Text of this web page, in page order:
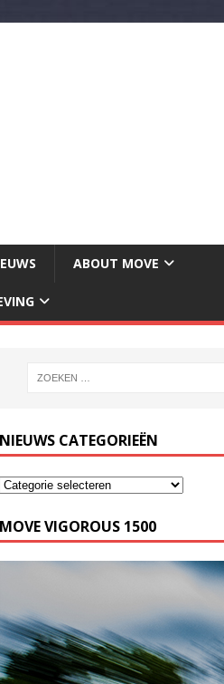
ABOUT MOVE
NIEUWS CATEGORIEËN
MOVE VIGOROUS 1500